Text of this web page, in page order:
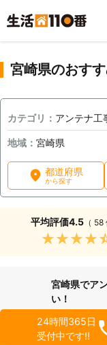
宮崎県のおす
カテゴリ： アンテナ工
地域： 宮崎県
都道府県
から探す
平均評価4.5 （ 58
宮崎県でア
い！
24時間365日
受付中です!!